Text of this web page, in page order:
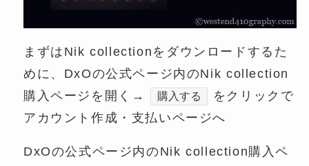
まずはNik collectionをダウンロードするた
めに、DxOの公式ページ内のNik collection
購入ページを開く→
購入する
をクリックで
アカウント作成・支払いページへ
DxOの公式ページ内のNik collection購入ペ